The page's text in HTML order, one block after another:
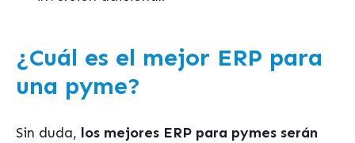
¿Cuál es el mejor ERP para
una pyme?
Sin duda, los mejores ERP para pymes serán